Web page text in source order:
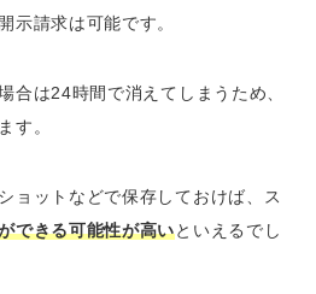
示請求は可能です。
合は24時間で消えてしまうため、
す。
ョットなどで保存しておけば、ス
できる可能性が高いといえるでし